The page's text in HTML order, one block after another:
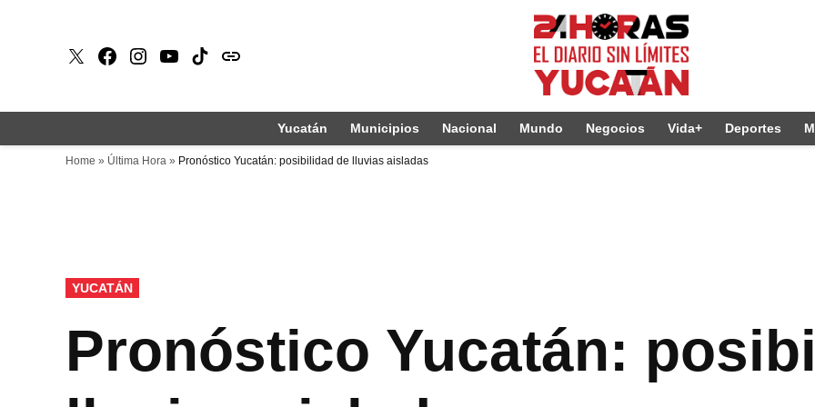
X Faceboook
Instagram
Youtube
Tiktokissuu
Yucatán Municipios Nacional Mundo Negocios Vida+ Deportes
Home » Última Hora » Pronóstico Yucatán: posibilidad de lluvias aisladas
PUBLICADO
EN
YUCATÁN
Pronóstico Yucatán: